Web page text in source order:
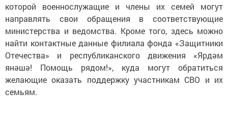
которой военнослужащие и члены их семей могут
направлять свои обращения в соответствующие
министерства и ведомства. Кроме того, здесь можно
найти контактные данные филиала фонда «Защитники
Отечества» и республиканского движения «Ярдәм
янәшә! Помощь рядом!», куда могут обратиться
желающие оказать поддержку участникам СВО и их
семьям.